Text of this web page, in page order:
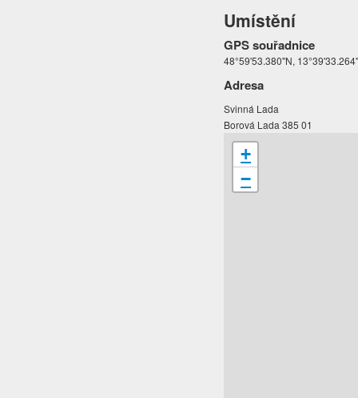
Umístění
GPS souřadnice
48°59'53.380"N,
Adresa
Svinná Lada
Borová Lada 385 01
+
−